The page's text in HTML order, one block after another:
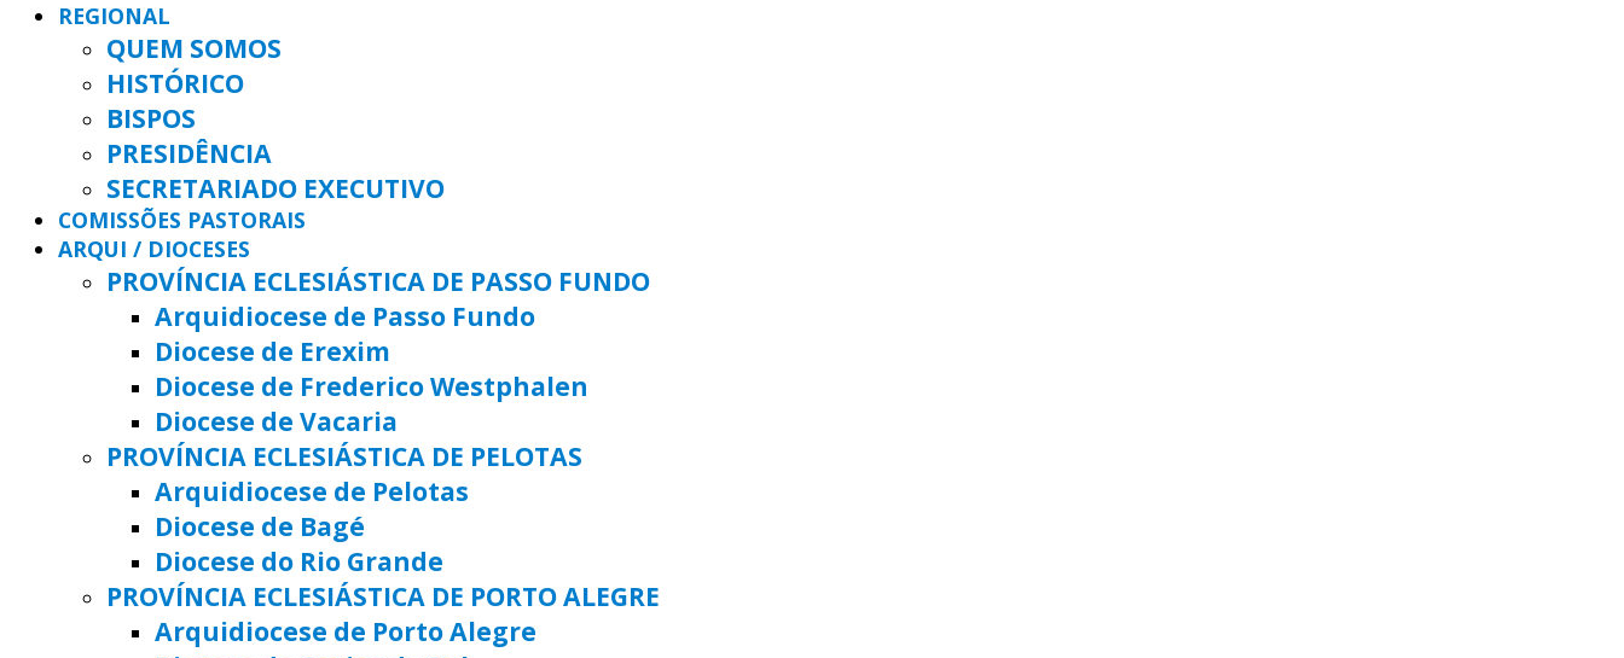
REGIONAL
QUEM SOMOS
HISTÓRICO
BISPOS
PRESIDÊNCIA
SECRETARIADO EXECUTIVO
COMISSÕES PASTORAIS
ARQUI / DIOCESES
PROVÍNCIA ECLESIÁSTICA DE PASSO FUNDO
Arquidiocese de Passo Fundo
Diocese de Erexim
Diocese de Frederico Westphalen
Diocese de Vacaria
PROVÍNCIA ECLESIÁSTICA DE PELOTAS
Arquidiocese de Pelotas
Diocese de Bagé
Diocese do Rio Grande
PROVÍNCIA ECLESIÁSTICA DE PORTO ALEGRE
Arquidiocese de Porto Alegre